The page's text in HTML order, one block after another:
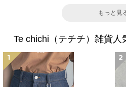
もっと見
Te chichi（テチチ）雑貨
1 2